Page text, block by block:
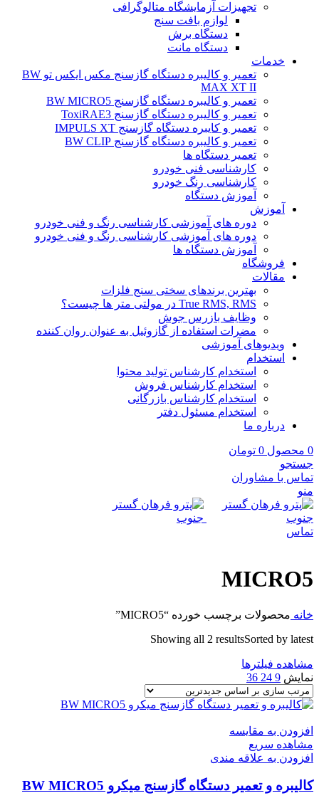
تجهیزات آزمایشگاه متالوگرافی
لوازم بافت سنج
دستگاه برش
دستگاه مانت
خدمات
تعمیر و کالیبره دستگاه گازسنج مکس ایکس تو BW
MAX XT II
تعمیر و کالیبره دستگاه گازسنج BW MICRO5
تعمیر و کالیبره دستگاه گازسنج ToxiRAE3
تعمیر و کایبره دستگاه گازسنج IMPULS XT
تعمیر و کالیبره دستگاه گازسنج BW CLIP
تعمیر دستگاه ها
کارشناسی فنی خودرو
کارشناسی رنگ خودرو
آموزش دستگاه
آموزش
دوره های آموزشی کارشناسی رنگ و فنی خودرو
دوره های آموزشی کارشناسی رنگ و فنی خودرو
آموزش دستگاه ها
فروشگاه
مقالات
بهترین برندهای سختی سنج فلزات
True RMS, RMS در مولتی متر ها چیست؟
وظایف بازرس جوش
مضرات استفاده از گازوئیل به عنوان روان کننده
ویدیوهای آموزشی
استخدام
استخدام کارشناس تولید محتوا
استخدام کارشناس فروش
استخدام کارشناس بازرگانی
استخدام مسئول دفتر
درباره ما
0 محصول 0 تومان
جستجو
تماس با مشاوران
منو
تماس
MICRO5
خانه محصولات برچسب خورده “MICRO5”
Showing all 2 resultsSorted by latest
مشاهده فیلترها
نمایش 9
24
36
افزودن به مقایسه
مشاهده سریع
افزودن به علاقه مندی
کالیبره و تعمیر دستگاه گازسنج میکرو BW MICRO5